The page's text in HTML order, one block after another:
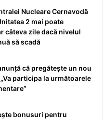
Nucleare Cernavodă
2 mai poate
câteva zile dacă nivelul
să scadă
că pregătește un nou
participa la următoarele
bonusuri pentru